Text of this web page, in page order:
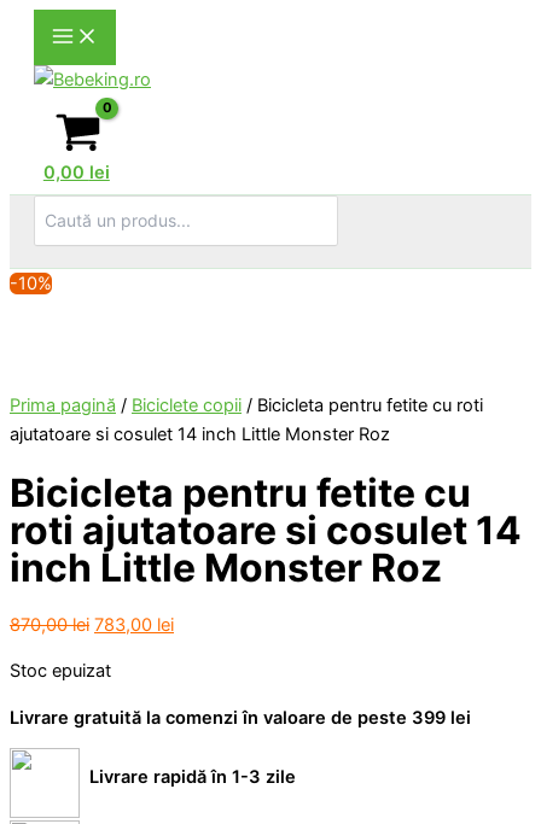
content
0,00 lei
for:
-10%
Prima pagină / Biciclete copii / Bicicleta pentru fetite cu roti
ajutatoare si cosulet 14 inch Little Monster Roz
Bicicleta pentru fetite cu
roti ajutatoare si cosulet 14
inch Little Monster Roz
870,00lei Prețul
a
fost:
783,00 leiPrețul
783,00 lei.
Stoc epuizat
Livrare gratuită la comenzi în valoare de peste 399 lei
Livrare rapidă în 1-3 zile